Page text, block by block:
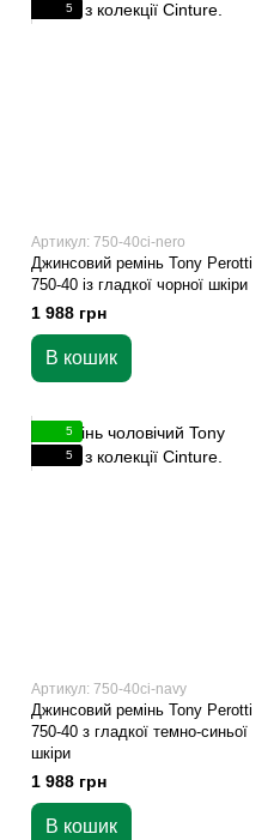
5
Артикул: 750-40ci-nero
Джинсовий ремінь Tony Perotti
750-40 із гладкої чорної шкіри
1 988 грн
В кошик
5
5
Артикул: 750-40ci-navy
Джинсовий ремінь Tony Perotti
750-40 з гладкої темно-синьої
шкіри
1 988 грн
В кошик